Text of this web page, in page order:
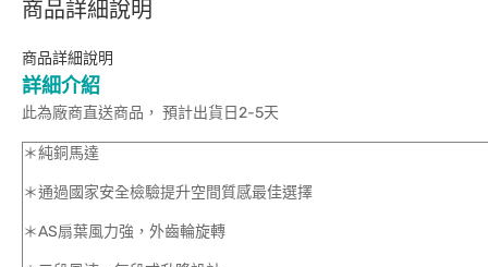
商品詳細說明
商品詳細說明
詳細介紹
此為廠商直送商品， 預計出貨日2-5天
＊純銅馬達
＊通過國家安全檢驗提升空間質感最佳選擇
＊AS扇葉風力強，外齒輪旋轉